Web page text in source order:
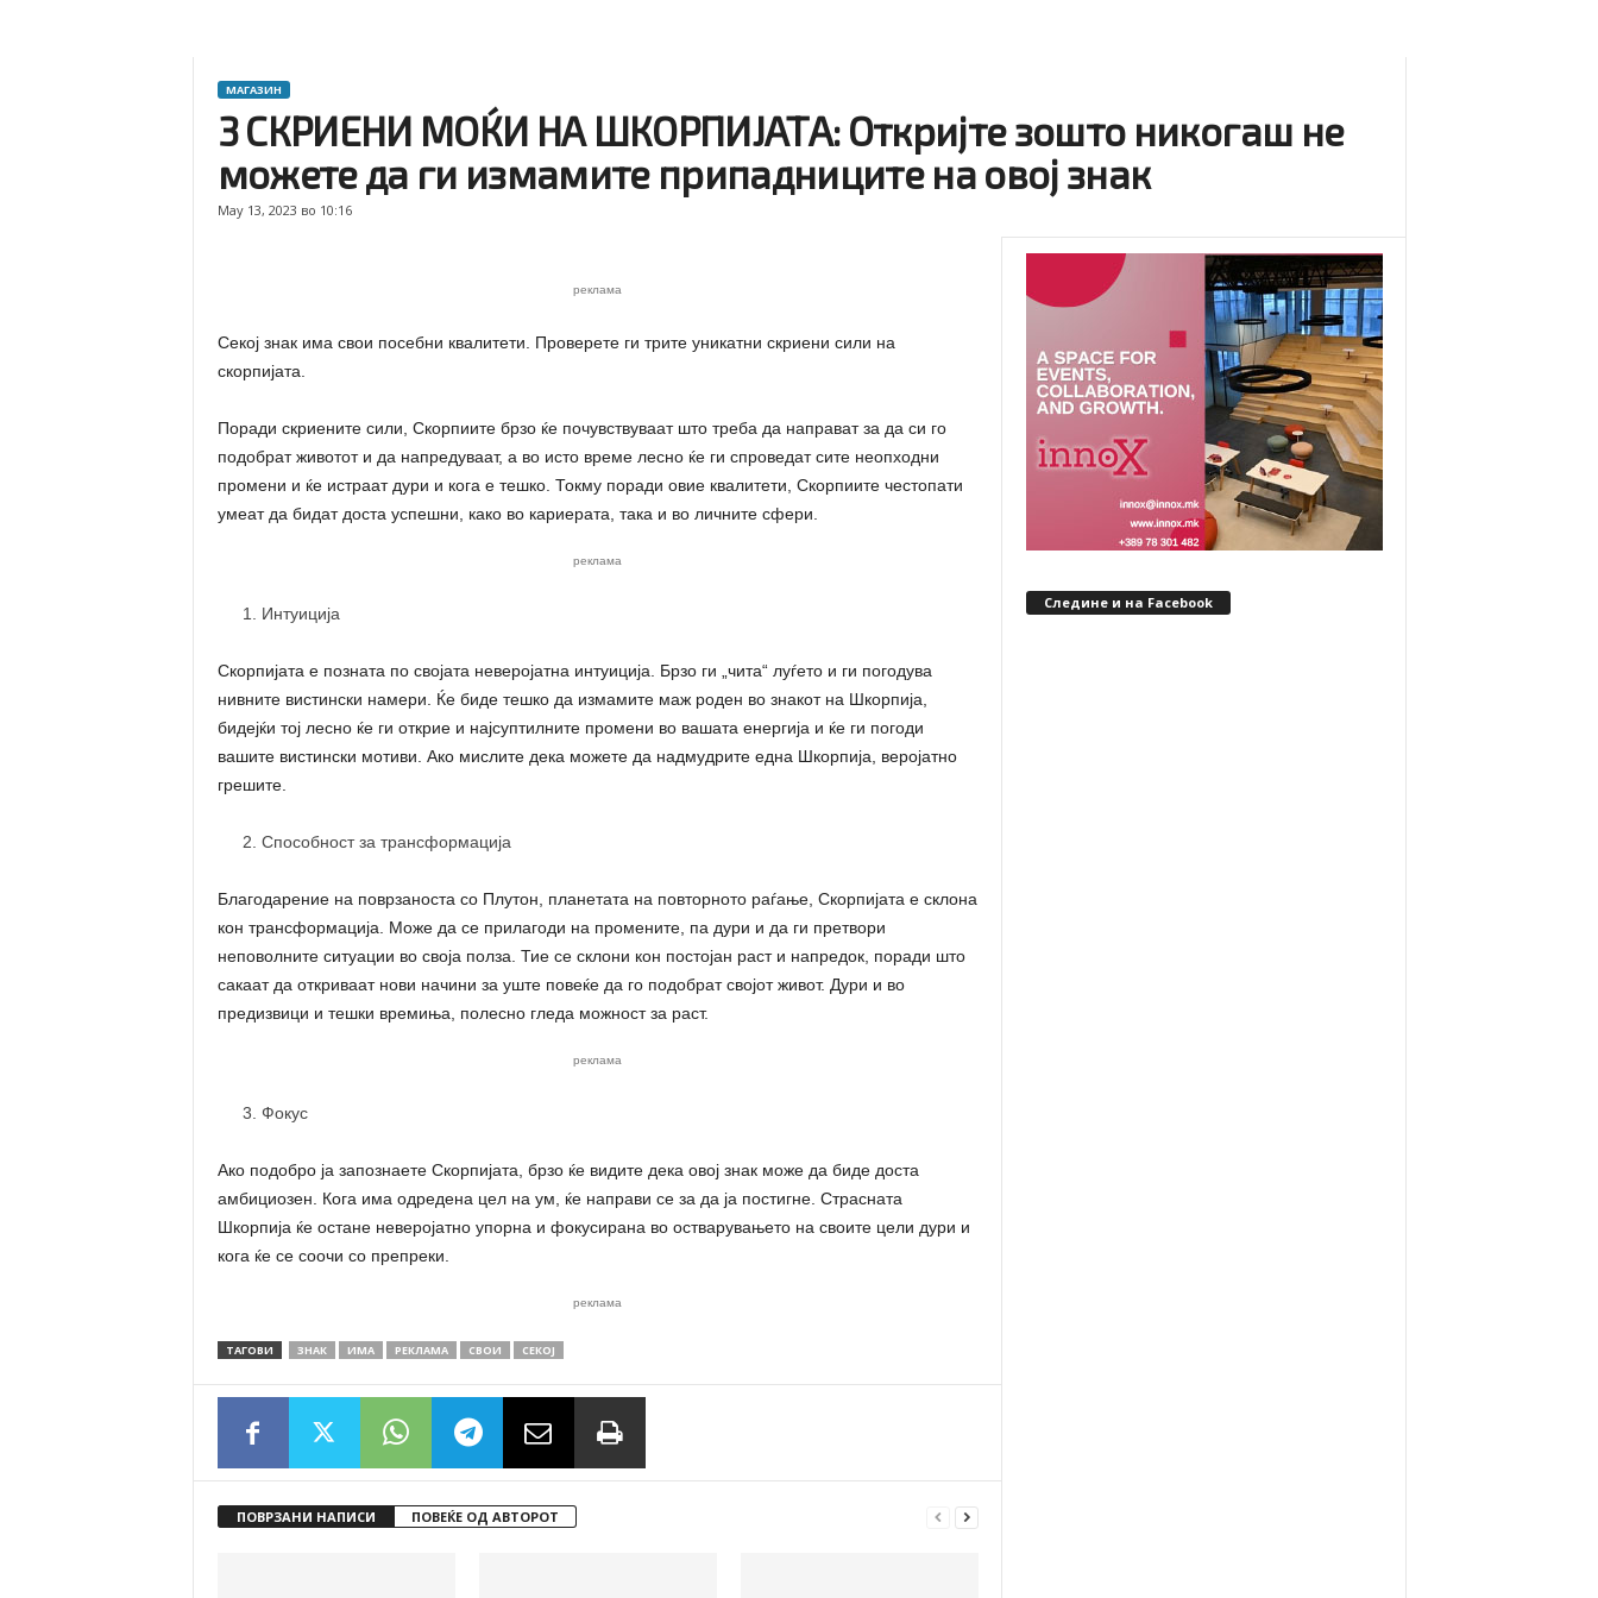
МАГАЗИН
3 СКРИЕНИ МОЌИ НА ШКОРПИЈАТА: Откријте зошто никогаш не
можете да ги измамите припадниците на овој знак
May 13, 2023 во 10:16
реклама
Секој знак има свои посебни квалитети. Проверете ги трите уникатни скриени сили на
скорпијата.
Поради скриените сили, Скорпиите брзо ќе почувствуваат што треба да направат за да си го
подобрат животот и да напредуваат, а во исто време лесно ќе ги спроведат сите неопходни
промени и ќе истраат дури и кога е тешко. Токму поради овие квалитети, Скорпиите честопати
умеат да бидат доста успешни, како во кариерата, така и во личните сфери.
реклама
Интуиција
Скорпијата е позната по својата неверојатна интуиција. Брзо ги „чита“ луѓето и ги погодува
нивните вистински намери. Ќе биде тешко да измамите маж роден во знакот на Шкорпија,
бидејќи тој лесно ќе ги открие и најсуптилните промени во вашата енергија и ќе ги погоди
вашите вистински мотиви. Ако мислите дека можете да надмудрите една Шкорпија, веројатно
грешите.
Способност за трансформација
Благодарение на поврзаноста со Плутон, планетата на повторното раѓање, Скорпијата е склона
кон трансформација. Може да се прилагоди на промените, па дури и да ги претвори
неповолните ситуации во своја полза. Тие се склони кон постојан раст и напредок, поради што
сакаат да откриваат нови начини за уште повеќе да го подобрат својот живот. Дури и во
предизвици и тешки времиња, полесно гледа можност за раст.
реклама
Фокус
Ако подобро ја запознаете Скорпијата, брзо ќе видите дека овој знак може да биде доста
амбициозен. Кога има одредена цел на ум, ќе направи се за да ја постигне. Страсната
Шкорпија ќе остане неверојатно упорна и фокусирана во остварувањето на своите цели дури и
кога ќе се соочи со препреки.
реклама
ТАГОВИ ЗНАК ИМА РЕКЛАМА СВОИ СЕКОЈ
ПОВРЗАНИ НАПИСИ ПОВЕЌЕ ОД АВТОРОТ
Следине и на Facebook